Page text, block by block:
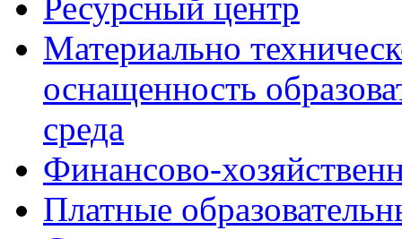
Ресурсный центр
Материально
оснащенность
среда
Финансово-
Платные